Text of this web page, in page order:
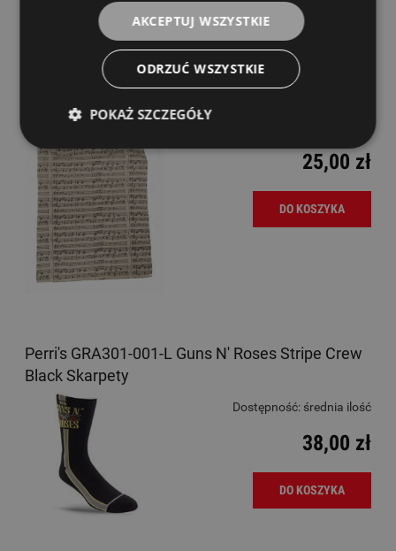
Ruby MG332 Torba Szara Pięciolinia
25,00 zł
DO KOSZYKA
Perri's GRA301-001-L Guns N' Roses Stripe Crew
Black Skarpety
Dostępność: średnia ilość
38,00 zł
DO KOSZYKA
AKCEPTUJ WSZYSTKIE
ODRZUĆ WSZYSTKIE
POKAŻ SZCZEGÓŁY